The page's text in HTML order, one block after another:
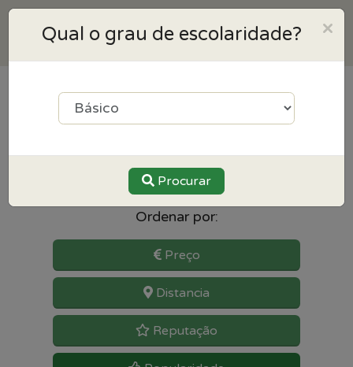
resultados para Educação
Ordenar por:
Preço
Distancia
Reputação
×
Qual o grau de escolaridade?
Procurar